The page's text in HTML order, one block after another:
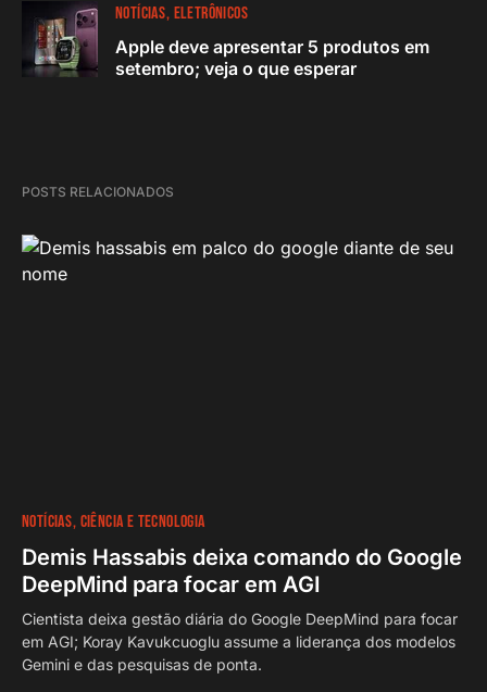
NOTÍCIAS ELETRÔNICOS
Apple deve apresentar 5 produtos em
setembro; veja o que esperar
POSTS RELACIONADOS
NOTÍCIAS CIÊNCIA E TECNOLOGIA
Demis Hassabis deixa comando do Google
DeepMind para focar em AGI
Cientista deixa gestão diária do Google DeepMind para focar
em AGI; Koray Kavukcuoglu assume a liderança dos modelos
Gemini e das pesquisas de ponta.